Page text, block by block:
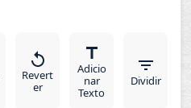
Revert
er
Adicio
nar
Texto
Dividir